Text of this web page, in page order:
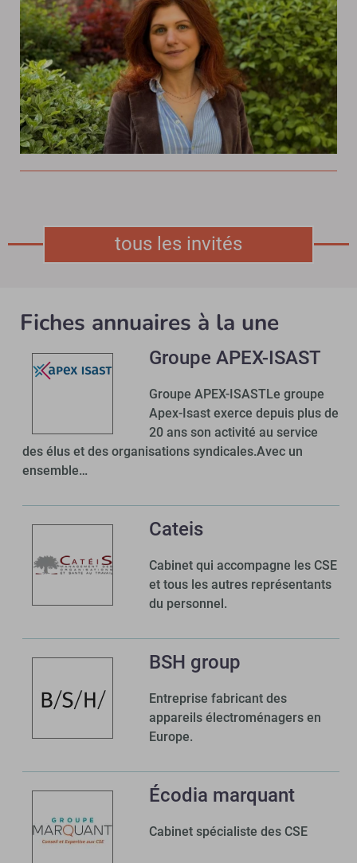
tous les invités
Fiches annuaires à la une
Groupe APEX-ISAST
Groupe APEX-ISASTLe groupe
Apex-Isast exerce depuis plus de
20 ans son activité au service
des élus et des organisations syndicales.Avec un
ensemble…
Cateis
Cabinet qui accompagne les CSE
et tous les autres représentants
du personnel.
BSH group
Entreprise fabricant des
appareils électroménagers en
Europe.
Écodia marquant
Cabinet spécialiste des CSE